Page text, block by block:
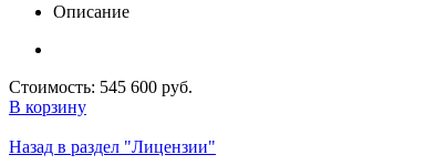
Описание
Стоимость: 545 600 руб.
В корзину
Назад в раздел "Лицензии"